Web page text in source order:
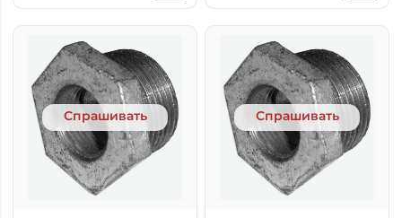
Спрашивать Спрашивать